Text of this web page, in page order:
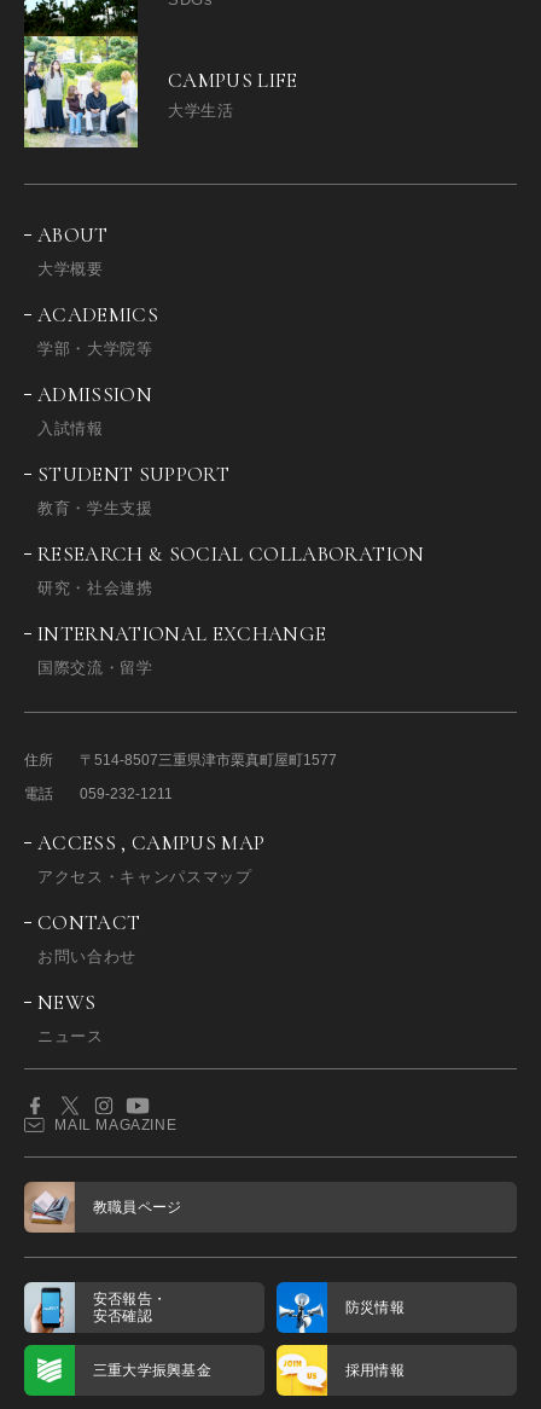
CAMPUS LIFE
大学生活
ABOUT
大学概要
ACADEMICS
学部・大学院等
ADMISSION
入試情報
STUDENT SUPPORT
教育・学生支援
RESEARCH & SOCIAL COLLABORATION
研究・社会連携
INTERNATIONAL EXCHANGE
国際交流・留学
住所 〒514-8507三重県津市栗真町屋町1577
電話
059-232-1211
ACCESS , CAMPUS MAP
アクセス・キャンパスマップ
CONTACT
お問い合わせ
NEWS
ニュース
MAIL MAGAZINE
教職員ページ
安否報告・
安否確認
防災情報
三重大学振興基金 採用情報